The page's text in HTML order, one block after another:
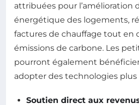
attribuées pour l’amélioration
énergétique des logements,
factures de chauffage tout en
émissions de carbone. Les
pourront également bénéficier
adopter des technologies plus
Soutien direct aux